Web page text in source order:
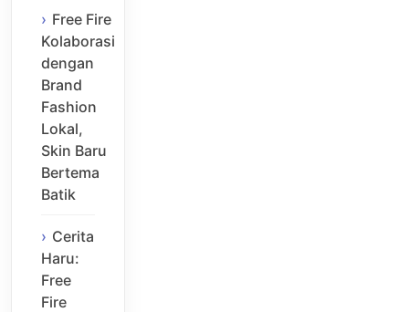
Free Fire
Kolaborasi
dengan
Brand
Fashion
Lokal,
Skin Baru
Bertema
Batik
Cerita
Haru:
Free
Fire